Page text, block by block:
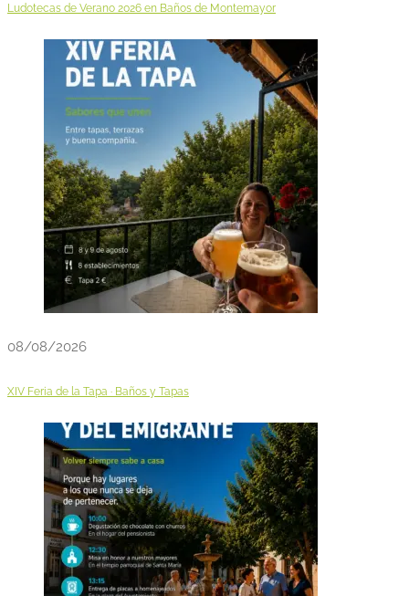
Ludotecas de Verano 2026 en Baños de Montemayor
08/08/2026
XIV Feria de la Tapa · Baños y Tapas